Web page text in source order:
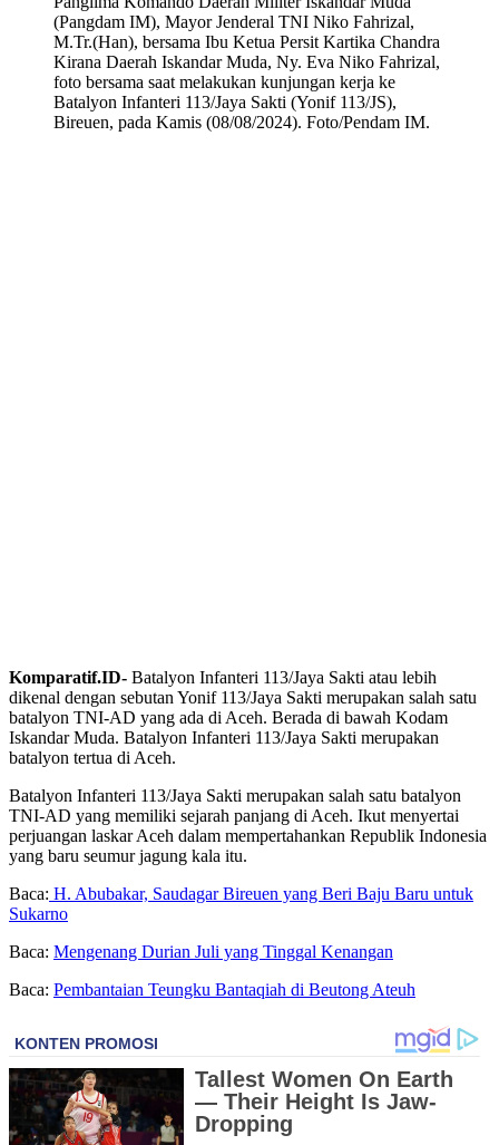
(Pangdam IM), Mayor Jenderal TNI Niko Fahrizal,
M.Tr.(Han), bersama Ibu Ketua Persit Kartika Chandra
Kirana Daerah Iskandar Muda, Ny. Eva Niko Fahrizal,
foto bersama saat melakukan kunjungan kerja ke
Batalyon Infanteri 113/Jaya Sakti (Yonif 113/JS),
Bireuen, pada Kamis (08/08/2024). Foto/Pendam IM.
Komparatif.ID- Batalyon Infanteri 113/Jaya Sakti atau lebih
dikenal dengan sebutan Yonif 113/Jaya Sakti merupakan salah satu
batalyon TNI-AD yang ada di Aceh. Berada di bawah Kodam
Iskandar Muda. Batalyon Infanteri 113/Jaya Sakti merupakan
batalyon tertua di Aceh.
Batalyon Infanteri 113/Jaya Sakti merupakan salah satu batalyon
TNI-AD yang memiliki sejarah panjang di Aceh. Ikut menyertai
perjuangan laskar Aceh dalam mempertahankan Republik Indonesia
yang baru seumur jagung kala itu.
Baca: H. Abubakar, Saudagar Bireuen yang Beri Baju Baru untuk
Sukarno
Baca: Mengenang Durian Juli yang Tinggal Kenangan
Baca: Pembantaian Teungku Bantaqiah di Beutong Ateuh